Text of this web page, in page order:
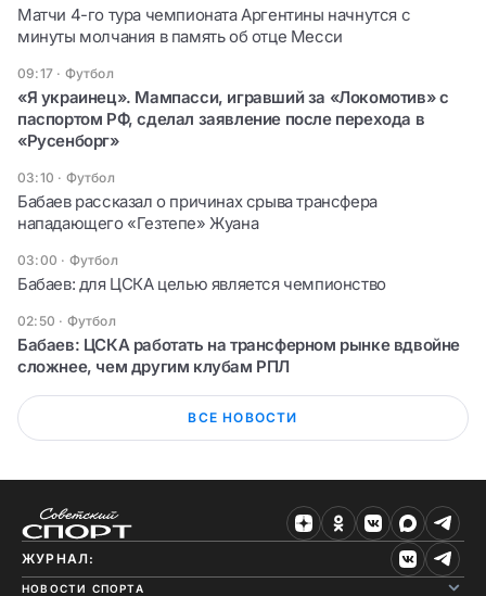
Матчи 4-го тура чемпионата Аргентины начнутся с
минуты молчания в память об отце Месси
09:17 · Футбол
«Я украинец». Мампасси, игравший за «Локомотив» с
паспортом РФ, сделал заявление после перехода в
«Русенборг»
03:10 · Футбол
Бабаев рассказал о причинах срыва трансфера
нападающего «Гезтепе» Жуана
03:00 · Футбол
Бабаев: для ЦСКА целью является чемпионство
02:50 · Футбол
Бабаев: ЦСКА работать на трансферном рынке вдвойне
сложнее, чем другим клубам РПЛ
ВСЕ НОВОСТИ
ЖУРНАЛ:
НОВОСТИ СПОРТА